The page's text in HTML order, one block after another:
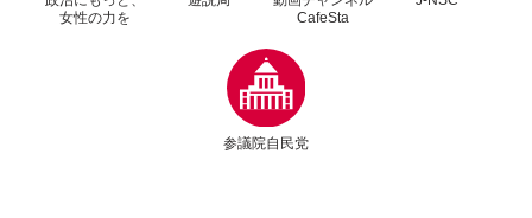
女性の力を
CafeSta
参議院自民党
別ウィンドウリンク